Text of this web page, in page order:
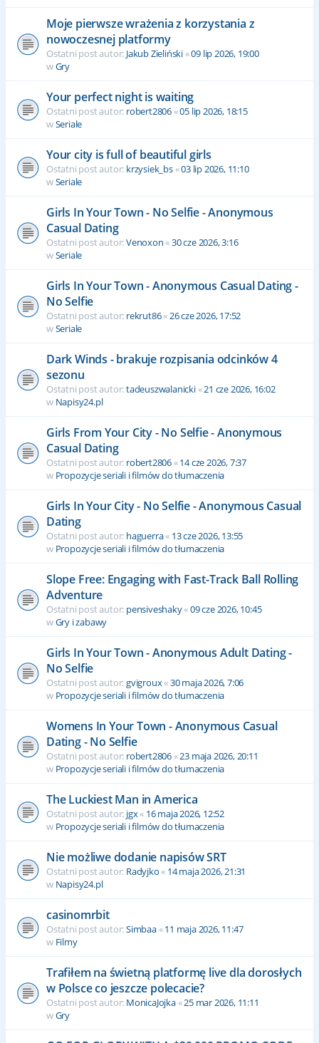
Moje pierwsze wrażenia z korzystania z
nowoczesnej platformy
Ostatni post autor: Jakub Zieliński«09 lip 2026, 19:00
wGry
Your perfect night is waiting
Ostatni post autor: robert2806«05 lip 2026, 18:15
wSeriale
Your city is full of beautiful girls
Ostatni post autor: krzysiek_bs«03 lip 2026, 11:10
wSeriale
Girls In Your Town - No Selfie - Anonymous
Casual Dating
Ostatni post autor:Venoxon«30 cze 2026, 3:16
wSeriale
Girls In Your Town - Anonymous Casual Dating -
No Selfie
Ostatni post autor: rekrut86« 26 cze 2026, 17:52
wSeriale
Dark Winds - brakuje rozpisania odcinków 4
sezonu
Ostatni post autor:tadeuszwalanicki«21 cze 2026, 16:02
w Napisy24.pl
Girls From Your City - No Selfie - Anonymous
Casual Dating
Ostatni post autor: robert2806«14 cze 2026, 7:37
w Propozycje seriali i filmów do tłumaczenia
Girls In Your City - No Selfie - Anonymous Casual
Dating
Ostatni post autor: haguerra« 13 cze 2026, 13:55
w Propozycje seriali i filmów do tłumaczenia
Slope Free: Engaging with Fast-Track Ball Rolling
Adventure
Ostatni post autor: pensiveshaky«09 cze 2026, 10:45
wGry i zabawy
Girls In Your Town - Anonymous Adult Dating -
No Selfie
Ostatni post autor:gvigroux«30 maja 2026, 7:06
w Propozycje seriali i filmów do tłumaczenia
Womens In Your Town - Anonymous Casual
Dating - No Selfie
Ostatni post autor: robert2806«23 maja 2026, 20:11
w Propozycje seriali i filmów do tłumaczenia
The Luckiest Man in America
Ostatni post autor: jgx« 16 maja 2026, 12:52
w Propozycje seriali i filmów do tłumaczenia
Nie możliwe dodanie napisów SRT
Ostatni post autor: Radyjko« 14 maja 2026, 21:31
w Napisy24.pl
casinomrbit
Ostatni post autor:Simbaa«11 maja 2026, 11:47
w Filmy
Trafiłem na świetną platformę live dla dorosłych
w Polsce co jeszcze polecacie?
Ostatni post autor: MonicaJojka«25 mar 2026, 11:11
wGry